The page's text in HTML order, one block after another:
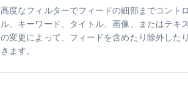
高度なフィルターでフィードの細部までコント
ル。キーワード、タイトル、画像、またはテキ
の変更によって、フィードを含めたり除外した
きます。